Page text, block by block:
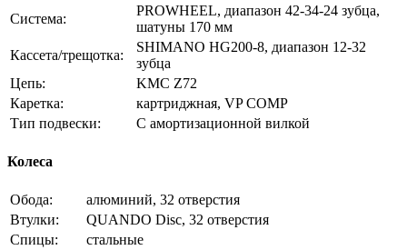
Система:
PROWHEEL, диапазон 42-34-24 зубца,
шатуны 170 мм
Кассета/трещотка:
SHIMANO HG200-8, диапазон 12-32
зубца
Цепь:
KMC Z72
Каретка:
картриджная, VP COMP
Тип подвески:
С амортизационной вилкой
Колеса
Обода:
алюминий, 32 отверстия
Втулки:
QUANDO Disc, 32 отверстия
Спицы:
стальные